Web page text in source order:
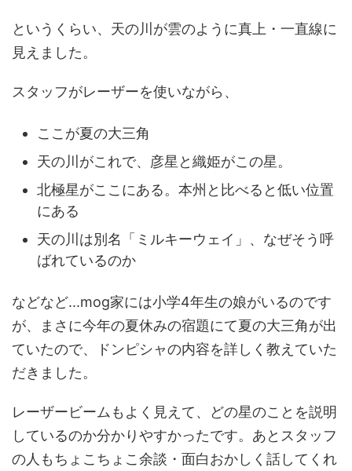
というくらい、天の川が雲のように真上・一直線に
見えました。
スタッフがレーザーを使いながら、
ここが夏の大三角
天の川がこれで、彦星と織姫がこの星。
北極星がここにある。本州と比べると低い位置
にある
天の川は別名「ミルキーウェイ」、なぜそう呼
ばれているのか
などなど...mog家には小学4年生の娘がいるのです
が、まさに今年の夏休みの宿題にて夏の大三角が出
ていたので、ドンピシャの内容を詳しく教えていた
だきました。
レーザービームもよく見えて、どの星のことを説明
しているのか分かりやすかったです。あとスタッフ
の人もちょこちょこ余談・面白おかしく話してくれ